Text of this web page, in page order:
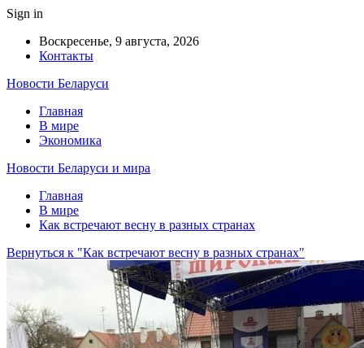
Sign in
Воскресенье, 9 августа, 2026
Контакты
Новости Беларуси
Главная
В мире
Экономика
Новости Беларуси и мира
Главная
В мире
Как встречают весну в разных странах
Вернуться к "Как встречают весну в разных странах"